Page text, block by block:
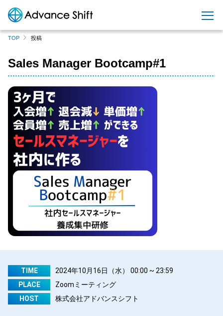
S
TOP 投稿
Sales Manager Bootcamp#1
TIME
2024年10月16日（水） 00:00 ~ 23:59
PLACE
Zoomミーティング
HOST
株式会社アドバンスシフト